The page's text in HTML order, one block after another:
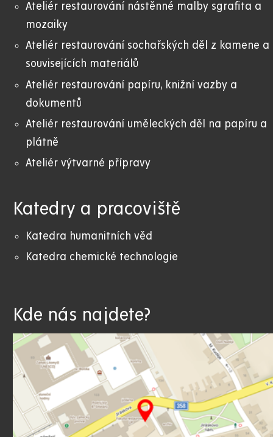
Ateliér restaurování nástěnné malby sgrafita a
mozaiky
Ateliér restaurování sochařských děl z kamene a
souvisejících materiálů
Ateliér restaurování papíru, knižní vazby a
dokumentů
Ateliér restaurování uměleckých děl na papíru a
plátně
Ateliér výtvarné přípravy
Katedry a pracoviště
Katedra humanitních věd
Katedra chemické technologie
Kde nás najdete?